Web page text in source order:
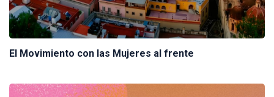
El Movimiento con las Mujeres al frente